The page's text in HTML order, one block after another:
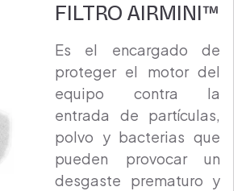
FILTRO AIRMINI™
Es el encargado de
proteger el motor del
equipo contra la
entrada de partículas,
polvo y bacterias que
pueden provocar un
desgaste prematuro y